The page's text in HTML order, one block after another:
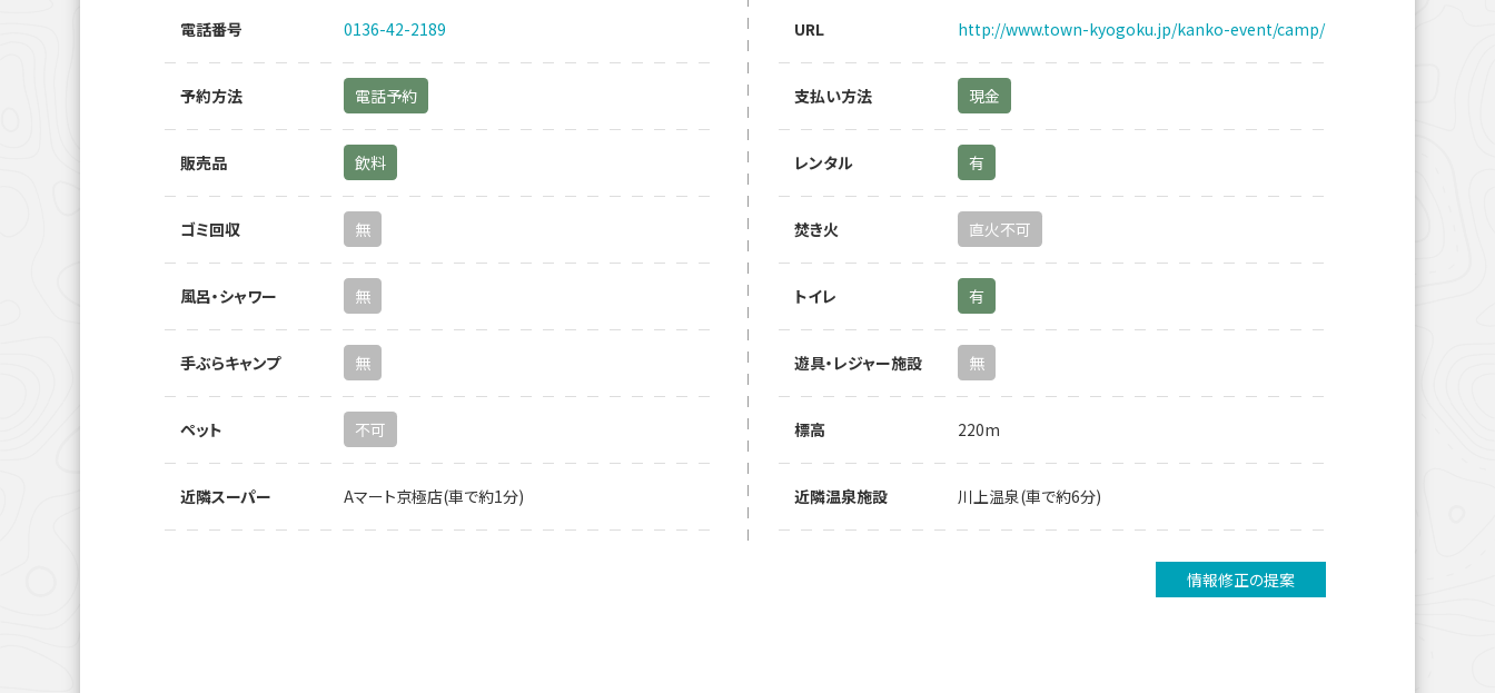
電話番号 0136-42-2189 URL http://www.town-kyogoku.jp/kanko-event/camp/
予約方法 電話予約 支払い方法 現金
販売品 飲料 レンタル 有
ゴミ回収 無 焚き火 直火不可
風呂・シャワー 無 トイレ 有
手ぶらキャンプ 無 遊具・レジャー施設 無
ペット 不可 標高 220m
近隣スーパー Aマート京極店(車で約1分) 近隣温泉施設 川上温泉(車で約6分)
情報修正の提案